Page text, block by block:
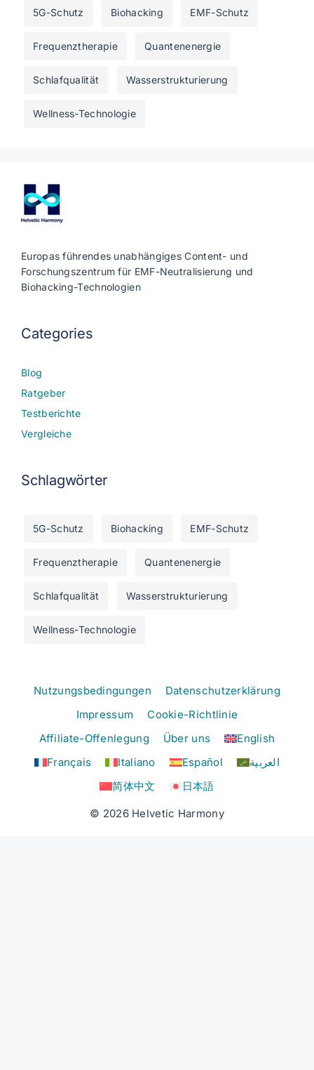
5G-Schutz Biohacking EMF-Schutz
Frequenztherapie Quantenenergie
Schlafqualität Wasserstrukturierung
Wellness-Technologie
Europas führendes unabhängiges Content- und
Forschungszentrum für EMF-Neutralisierung und
Biohacking-Technologien
Categories
Blog
Ratgeber
Testberichte
Vergleiche
Schlagwörter
5G-Schutz Biohacking EMF-Schutz
Frequenztherapie Quantenenergie
Schlafqualität Wasserstrukturierung
Wellness-Technologie
Nutzungsbedingungen
Datenschutzerklärung
Impressum
Cookie-Richtlinie
Affiliate-Offenlegung
Über uns
English
Français
Italiano Español
العربية
简体中文
日本語
© 2026 Helvetic Harmony